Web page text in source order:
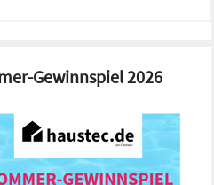
Gewinnspiel 2026